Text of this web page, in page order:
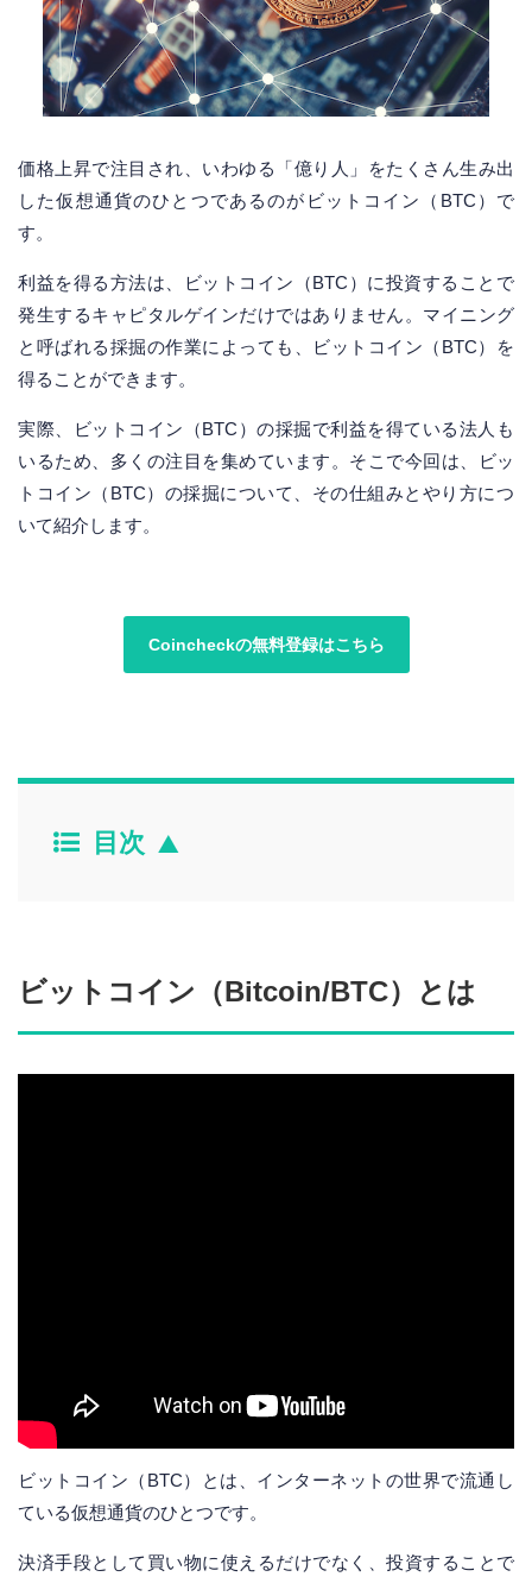
価格上昇で注目され、いわゆる「億り人」をたくさん生み出
した仮想通貨のひとつであるのがビットコイン（BTC）で
す。
利益を得る方法は、ビットコイン（BTC）に投資することで
発生するキャピタルゲインだけではありません。マイニング
と呼ばれる採掘の作業によっても、ビットコイン（BTC）を
得ることができます。
実際、ビットコイン（BTC）の採掘で利益を得ている法人も
いるため、多くの注目を集めています。そこで今回は、ビッ
トコイン（BTC）の採掘について、その仕組みとやり方につ
いて紹介します。
Coincheckの無料登録はこちら
目次
ビットコイン（Bitcoin/BTC）とは
ビットコイン（BTC）とは、インターネットの世界で流通し
ている仮想通貨のひとつです。
決済手段として買い物に使えるだけでなく、投資することで